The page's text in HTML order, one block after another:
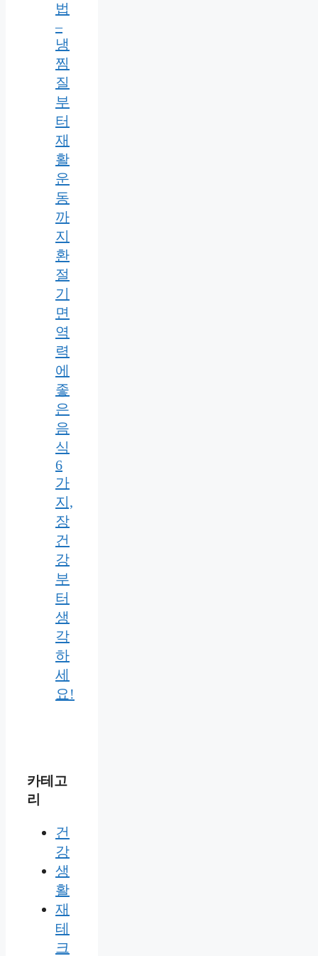
법
–
냉
찜
질
부
터
재
활
운
동
까
지
환
절
기
면
역
력
에
좋
은
음
식
6
가
지,
장
건
강
부
터
생
각
하
세
요!
카테고
리
건
강
생
활
재
테
크